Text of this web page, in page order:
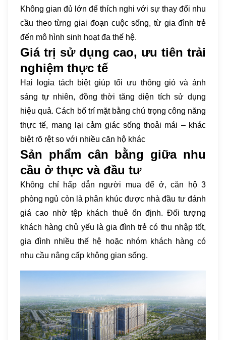
Không gian đủ lớn để thích nghi với sự thay đổi nhu
cầu theo từng giai đoạn cuộc sống, từ gia đình trẻ
đến mô hình sinh hoạt đa thế hệ.
Giá trị sử dụng cao, ưu tiên trải
nghiệm thực tế
Hai logia tách biệt giúp tối ưu thông gió và ánh
sáng tự nhiên, đồng thời tăng diện tích sử dụng
hiệu quả. Cách bố trí mặt bằng chú trọng công năng
thực tế, mang lại cảm giác sống thoải mái – khác
biệt rõ rệt so với nhiều căn hộ khác
Sản phẩm cân bằng giữa nhu
cầu ở thực và đầu tư
Không chỉ hấp dẫn người mua để ở, căn hộ 3
phòng ngủ còn là phân khúc được nhà đầu tư đánh
giá cao nhờ tệp khách thuê ổn định. Đối tượng
khách hàng chủ yếu là gia đình trẻ có thu nhập tốt,
gia đình nhiều thế hệ hoặc nhóm khách hàng có
nhu cầu nâng cấp không gian sống.